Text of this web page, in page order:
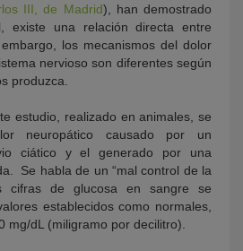
III, de Madrid), han demostrado
existe una relación directa entre
los mecanismos del dolor
nervioso son diferentes según
produzca.
estudio, realizado en animales, se
neuropático causado por un
ciático y el generado por una
Se habla de un “mal control de la
cifras de glucosa en sangre se
establecidos como normales,
mg/dL (miligramo por decilitro).